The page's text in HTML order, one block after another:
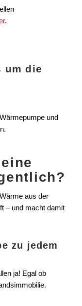
.
um die
und
aus der
– und macht damit
zu jedem
ja! Egal ob